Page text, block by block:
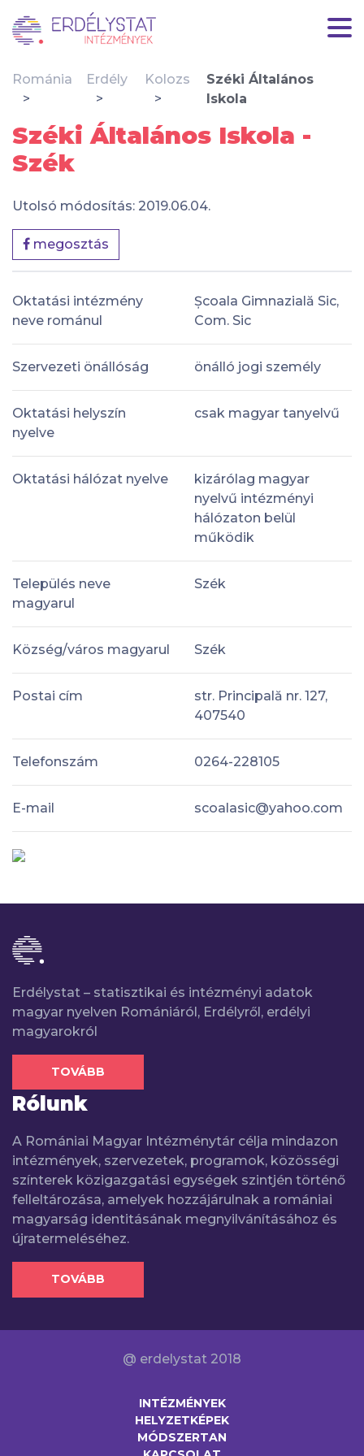
Románia Erdély Kolozs
Széki Általános
Iskola
Széki Általános Iskola -
Szék
Utolsó módosítás: 2019.06.04.
megosztás
Oktatási intézmény
neve románul
Școala Gimnazială Sic,
Com. Sic
Szervezeti önállóság önálló jogi személy
Oktatási helyszín
nyelve
csak magyar tanyelvű
Oktatási hálózat nyelve
kizárólag magyar
nyelvű intézményi
hálózaton belül
működik
Település neve
magyarul
Szék
Község/város magyarul Szék
Postai cím
str. Principală nr. 127,
407540
Telefonszám 0264-228105
E-mail scoalasic@yahoo.com
Erdélystat – statisztikai és intézményi adatok
magyar nyelven Romániáról, Erdélyről, erdélyi
magyarokról
TOVÁBB
Rólunk
A Romániai Magyar Intézménytár célja mindazon
intézmények, szervezetek, programok, közösségi
színterek közigazgatási egységek szintjén történő
felleltározása, amelyek hozzájárulnak a romániai
magyarság identitásának megnyilvánításához és
újratermeléséhez.
TOVÁBB
@ erdelystat 2018
INTÉZMÉNYEK
HELYZETKÉPEK
MÓDSZERTAN